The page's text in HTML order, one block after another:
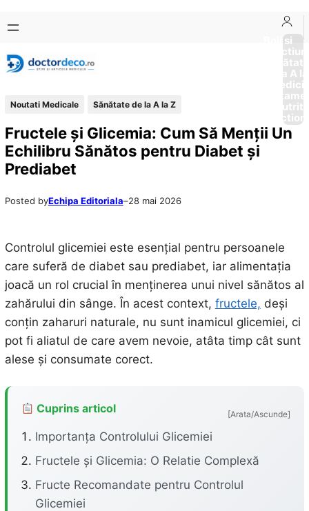
conținut
content
Boli si
Afectiuni
Sănătate
de la A
Noutati Medicale Sănătate de la A la Z
Fructele și Glicemia: Cum Să Menții Un
Echilibru Sănătos pentru Diabet și
Prediabet
Posted byEchipa Editoriala–28 mai 2026
Controlul glicemiei este esențial pentru persoanele
care suferă de diabet sau prediabet, iar alimentația
joacă un rol crucial în menținerea unui nivel sănătos al
zahărului din sânge. În acest context, fructele, deși
conțin zaharuri naturale, nu sunt inamicul glicemiei, ci
pot fi aliatul de care avem nevoie, atâta timp cât sunt
alese și consumate corect.
Cuprins articol [Arata/Ascunde]
Importanța Controlului Glicemiei
Fructele și Glicemia: O Relatie Complexă
Fructe Recomandate pentru Controlul
Glicemiei